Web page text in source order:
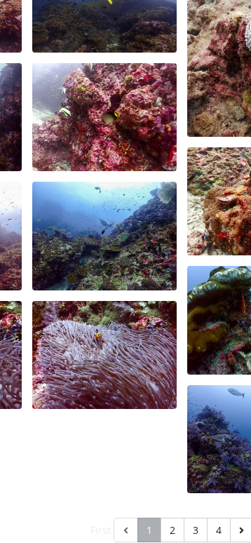
1 2 3 4